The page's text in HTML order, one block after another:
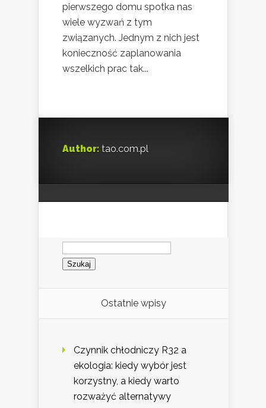
pierwszego domu spotka nas
wiele wyzwań z tym
związanych. Jednym z nich jest
konieczność zaplanowania
wszelkich prac tak...
Author: tao.com.pl
Szukaj:
Ostatnie wpisy
Czynnik chłodniczy R32 a
ekologia: kiedy wybór jest
korzystny, a kiedy warto
rozważyć alternatywy